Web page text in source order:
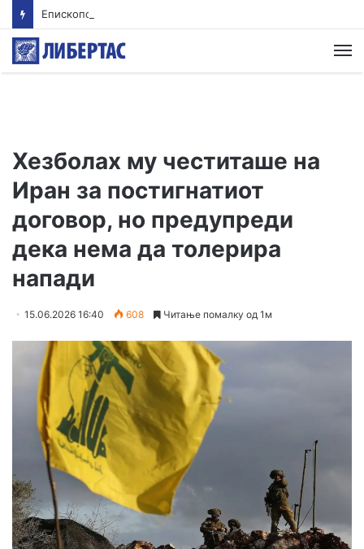
Хезболах му честиташе на
Иран за постигнатиот
договор, но предупреди
дека нема да толерира
напади
15.06.2026 16:40 608 Читање помалку од 1м